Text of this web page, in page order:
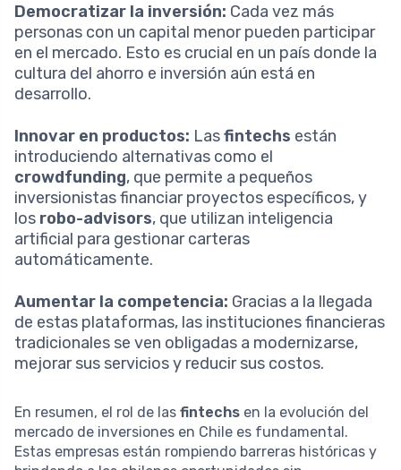
Democratizar la inversión: Cada vez más
personas con un capital menor pueden participar
en el mercado. Esto es crucial en un país donde la
cultura del ahorro e inversión aún está en
desarrollo.
Innovar en productos: Lasfintechs están
introduciendo alternativas como el
crowdfunding, que permite a pequeños
inversionistas financiar proyectos específicos, y
los robo-advisors, que utilizan inteligencia
artificial para gestionar carteras
automáticamente.
Aumentar la competencia: Gracias a la llegada
de estas plataformas, las instituciones financieras
tradicionales se ven obligadas a modernizarse,
mejorar sus servicios y reducir sus costos.
En resumen, el rol de las fintechs en la evolución del
mercado de inversiones en Chile es fundamental.
Estas empresas están rompiendo barreras históricas y